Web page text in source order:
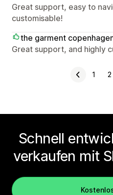
Great support, easy to
customisable!
the garment
Great support, and highly
1 2
Schnell
verkaufen mit